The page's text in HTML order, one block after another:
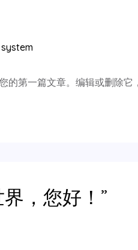
system
的第一篇文章。编辑或删除它
，您好！”